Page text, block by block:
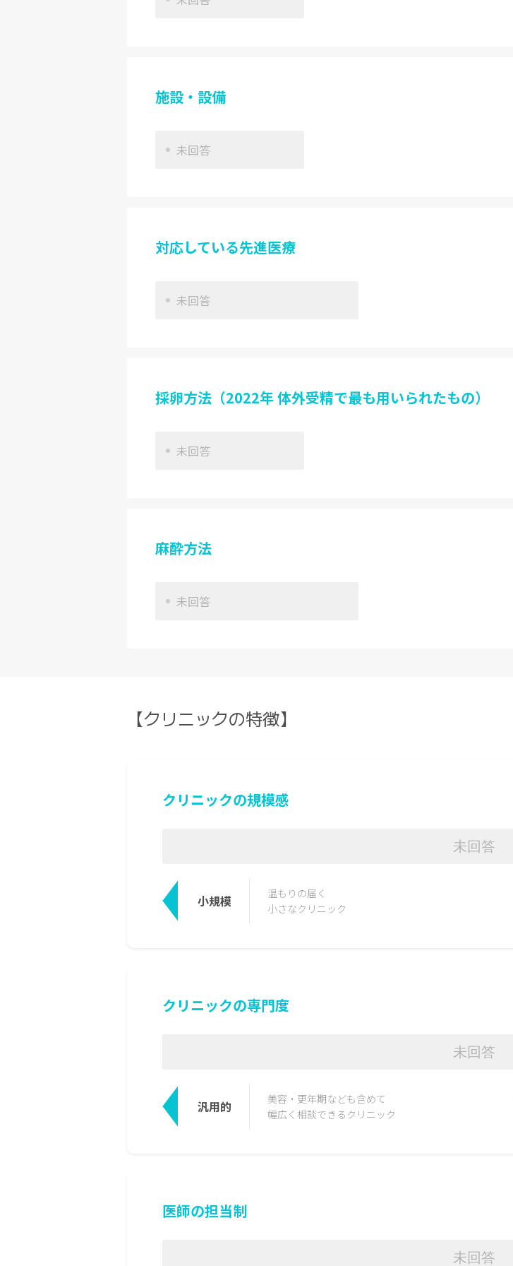
施設・設備
未回答
対応している先進医療
未回答
採卵方法（2022年 体外受精で最も用いられたもの）
未回答
麻酔方法
未回答
【クリニックの特徴】
クリニックの規模感
未回答
小規模
温もりの届く
小さなクリニック
クリニックの専門度
未回答
汎用的
美容・更年期なども含めて
幅広く相談できるクリニック
医師の担当制
未回答